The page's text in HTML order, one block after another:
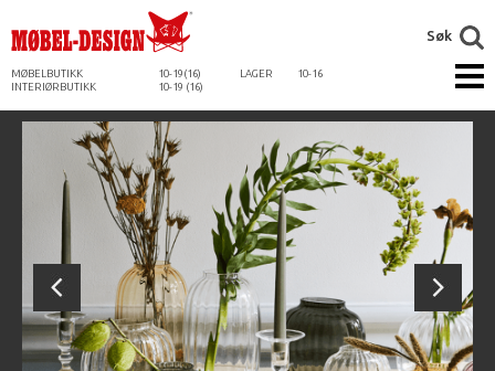
MØBELBUTIKK 10-19(16) LAGER
10-16
INTERIØRBUTIKK
10-19 (16)
Søk